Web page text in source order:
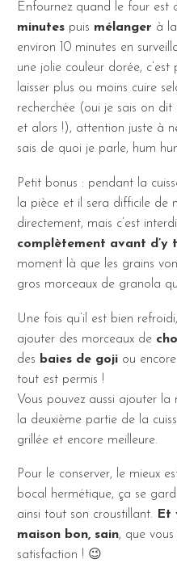
Enfournez quand le four est
minutes puis mélanger à
environ 10 minutes en
une jolie couleur dorée,
laisser plus ou moins cuire
recherchée (oui je sais on
et alors !), attention juste à
sais de quoi je parle, hum
Petit bonus : pendant la
la pièce et il sera difficile de
directement, mais c’est
complètement avant d’y
moment là que les grains
gros morceaux de granola
Une fois qu’il est bien
ajouter des morceaux de
des baies de goji ou
tout est permis !
Vous pouvez aussi ajouter
la deuxième partie de la
grillée et encore meilleure.
Pour le conserver, le mieux
bocal hermétique, ça se
ainsi tout son croustillant. Et
maison bon, sain, que
satisfaction ! 😉